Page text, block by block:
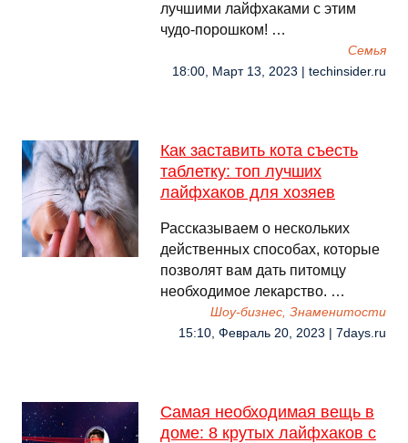
лучшими лайфхаками с этим
чудо-порошком! …
Семья
18:00, Март 13, 2023 | techinsider.ru
Как заставить кота съесть
таблетку: топ лучших
лайфхаков для хозяев
Рассказываем о нескольких
действенных способах, которые
позволят вам дать питомцу
необходимое лекарство. …
Шоу-бизнес, Знаменитости
15:10, Февраль 20, 2023 | 7days.ru
Самая необходимая вещь в
доме: 8 крутых лайфхаков с